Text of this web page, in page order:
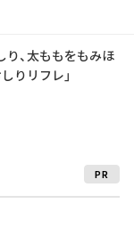
、太ももをもみほ
りリフレ」
PR